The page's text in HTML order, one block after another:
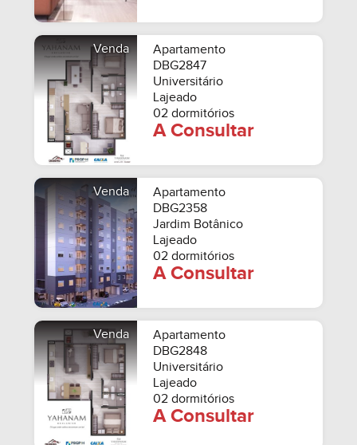
Venda
Apartamento
DBG2847
Universitário
Lajeado
02 dormitórios
A Consultar
Venda
Apartamento
DBG2358
Jardim Botânico
Lajeado
02 dormitórios
A Consultar
Venda
Apartamento
DBG2848
Universitário
Lajeado
02 dormitórios
A Consultar